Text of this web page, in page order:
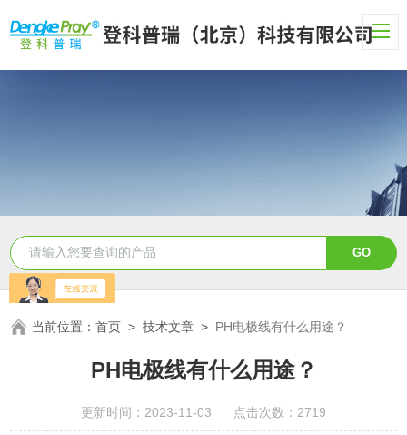
当前位置：首页 >技术文章 > PH电极线有什么用途？
PH电极线有什么用途？
更新时间：2023-11-03 点击次数：2719